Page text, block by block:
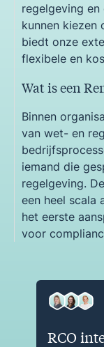
regelgeving
kunnen kiezen
biedt onze
flexibele en
Wat is een
Binnen
van wet- en
iemand die
regelgeving.
een heel scala
het eerste
voor
RCO